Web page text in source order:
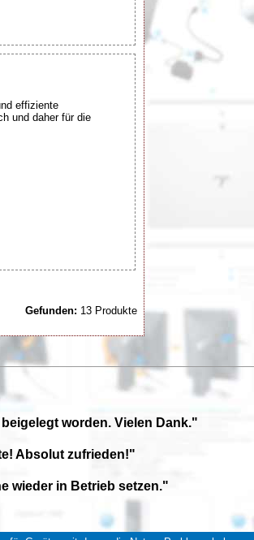
effiziente
und daher für die
Gefunden: 13 Produkte
worden. Vielen Dank."
Absolut zufrieden!"
wieder in Betrieb setzen."